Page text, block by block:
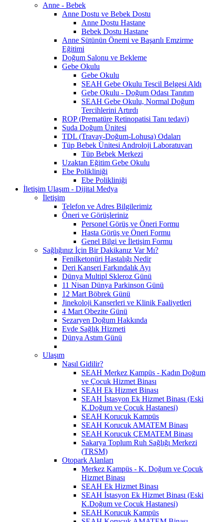
Anne - Bebek
Anne Dostu ve Bebek Dostu
Anne Dostu Hastane
Bebek Dostu Hastane
Anne Sütünün Önemi ve Başarılı Emzirme
Eğitimi
Doğum Salonu ve Bekleme
Gebe Okulu
Gebe Okulu
SEAH Gebe Okulu Tescil Belgesi Aldı
Gebe Okulu - Doğum Odası Tanıtım
SEAH Gebe Okulu, Normal Doğum
Tercihlerini Artırdı
ROP (Prematüre Retinopatisi Tanı tedavi)
Suda Doğum Ünitesi
TDL (Travay-Doğum-Lohusa) Odaları
Tüp Bebek Ünitesi Androloji Laboratuvarı
Tüp Bebek Merkezi
Uzaktan Eğitim Gebe Okulu
Ebe Polikliniği
Ebe Polikliniği
İletişim Ulaşım - Dijital Medya
İletişim
Telefon ve Adres Bilgilerimiz
Öneri ve Görüşleriniz
Personel Görüş ve Öneri Formu
Hasta Görüş ve Öneri Formu
Genel Bilgi ve İletişim Formu
Sağlığınız İçin Bir Dakikanız Var Mı?
Fenilketonüri Hastalığı Nedir
Deri Kanseri Farkındalık Ayı
Dünya Multipl Skleroz Günü
11 Nisan Dünya Parkinson Günü
12 Mart Böbrek Günü
Jinekoloji Kanserleri ve Klinik Faaliyetleri
4 Mart Obezite Günü
Sezaryen Doğum Hakkında
Evde Sağlık Hizmeti
Dünya Astım Günü
Ulaşım
Nasıl Gidilir?
SEAH Merkez Kampüs - Kadın Doğum
ve Çocuk Hizmet Binası
SEAH Ek Hizmet Binası
SEAH İstasyon Ek Hizmet Binası (Eski
K.Doğum ve Çocuk Hastanesi)
SEAH Korucuk Kampüs
SEAH Korucuk AMATEM Binası
SEAH Korucuk ÇEMATEM Binası
Sakarya Toplum Ruh Sağlığı Merkezi
(TRSM)
Otopark Alanları
Merkez Kampüs - K. Doğum ve Çocuk
Hizmet Binası
SEAH Ek Hizmet Binası
SEAH İstasyon Ek Hizmet Binası (Eski
K.Doğum ve Çocuk Hastanesi)
SEAH Korucuk Kampüs